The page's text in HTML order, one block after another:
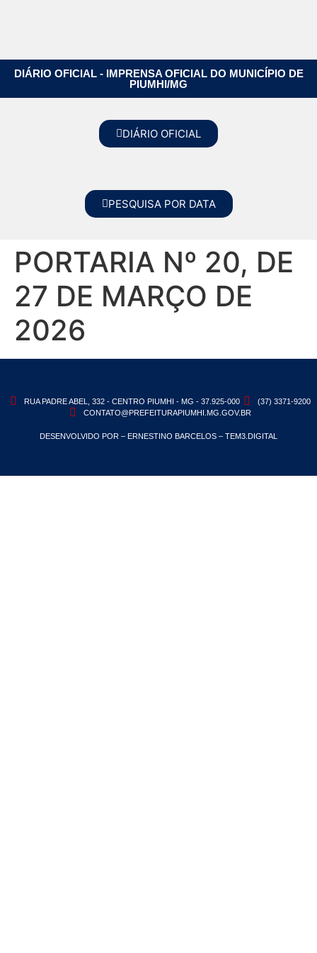
DIÁRIO OFICIAL - IMPRENSA OFICIAL DO MUNICÍPIO DE
PIUMHI/MG
DIÁRIO OFICIAL
PESQUISA POR DATA
PORTARIA Nº 20, DE
27 DE MARÇO DE
2026
RUA PADRE ABEL, 332 - CENTRO PIUMHI - MG - 37.925-000
(37) 3371-9200
CONTATO@PREFEITURAPIUMHI.MG.GOV.BR
DESENVOLVIDO POR – ERNESTINO BARCELOS – TEM3.DIGITAL